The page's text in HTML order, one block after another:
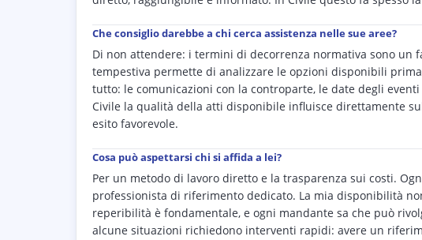
Che consiglio darebbe a chi cerca assistenza nelle sue aree?
Di non attendere: i termini di decorrenza normativa sono
tempestiva permette di analizzare le opzioni disponibili
tutto: le comunicazioni con la controparte, le date degli
Civile la qualità della atti disponibile influisce direttamente
esito favorevole.
Cosa può aspettarsi chi si affida a lei?
Per un metodo di lavoro diretto e la trasparenza sui costi.
professionista di riferimento dedicato. La mia disponibilità
reperibilità è fondamentale, e ogni mandante sa che può
alcune situazioni richiedono interventi rapidi: avere un